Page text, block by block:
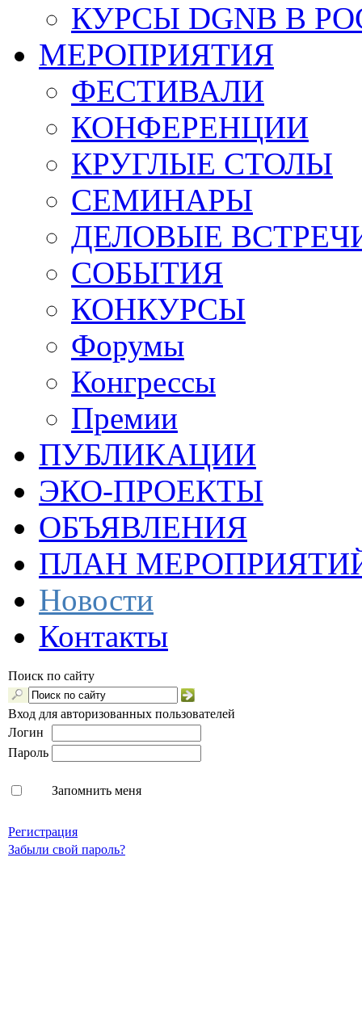
КУРСЫ DGNB В
МЕРОПРИЯТИЯ
ФЕСТИВАЛИ
КОНФЕРЕНЦИИ
КРУГЛЫЕ СТОЛЫ
СЕМИНАРЫ
ДЕЛОВЫЕ
СОБЫТИЯ
КОНКУРСЫ
Форумы
Конгрессы
Премии
ПУБЛИКАЦИИ
ЭКО-ПРОЕКТЫ
ОБЪЯВЛЕНИЯ
ПЛАН
Новости
Контакты
Поиск по сайту
Вход для авторизованных пользователей
Логин
Пароль
Запомнить меня
Регистрация
Забыли свой пароль?